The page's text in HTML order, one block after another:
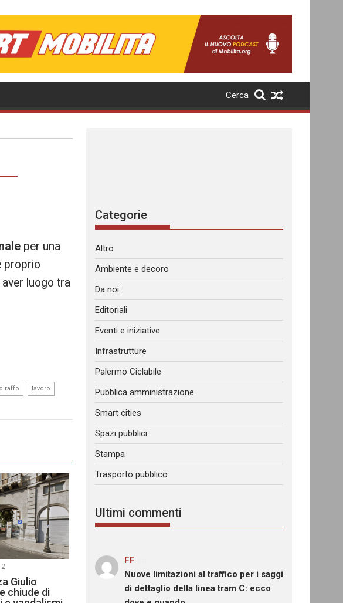
Cerca
per una
proprio
luogo tra
raffo lavoro
2
Giulio
chiude di
Categorie
Altro
Ambiente e decoro
Da noi
Editoriali
Eventi e iniziative
Infrastrutture
Palermo Ciclabile
Pubblica amministrazione
Smart cities
Spazi pubblici
Stampa
Trasporto pubblico
Ultimi commenti
FF
Nuove limitazioni al traffico per i saggi
di dettaglio della linea tram C: ecco